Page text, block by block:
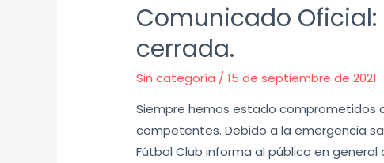
Comunicado Oficial:
cerrada.
Sin categoría /15 de septiembre de 2021
Siempre hemos estado comprometidos
competentes. Debido a la emergencia
Fútbol Club informa al público en